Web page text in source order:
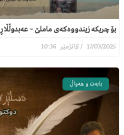
بۆ چریکە زیندووەکەی ماملێ –
17/03/2025
بابەت و هەواڵ